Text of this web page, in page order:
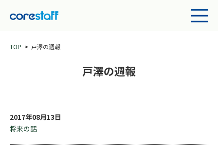
TOP 戸澤の週報
戸澤の週報
2017年08月13日
将来の話